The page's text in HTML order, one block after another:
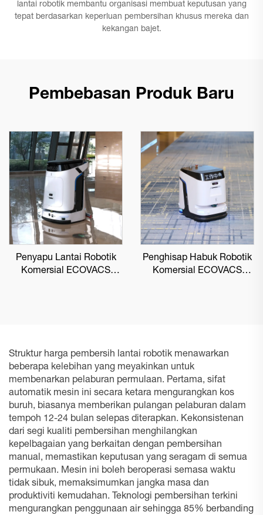
lantai robotik membantu organisasi membuat keputusan yang
tepat berdasarkan keperluan pembersihan khusus mereka dan
kekangan bajet.
Pembebasan Produk Baru
Penyapu Lantai Robotik
Komersial ECOVACS
Penghisap Habuk Robotik
Komersial ECOVACS
Struktur harga pembersih lantai robotik menawarkan
beberapa kelebihan yang meyakinkan untuk
membenarkan pelaburan permulaan. Pertama, sifat
automatik mesin ini secara ketara mengurangkan kos
buruh, biasanya memberikan pulangan pelaburan dalam
tempoh 12-24 bulan selepas diterapkan. Kekonsistenan
dari segi kualiti pembersihan menghilangkan
kepelbagaian yang berkaitan dengan pembersihan
manual, memastikan keputusan yang seragam di semua
permukaan. Mesin ini boleh beroperasi semasa waktu
tidak sibuk, memaksimumkan jangka masa dan
produktiviti kemudahan. Teknologi pembersihan terkini
mengurangkan penggunaan air sehingga 85% berbanding